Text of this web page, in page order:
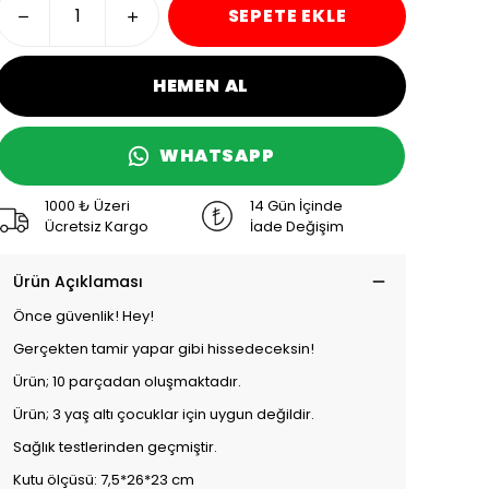
SEPETE EKLE
HEMEN AL
WHATSAPP
1000 ₺ Üzeri
Ücretsiz Kargo
14 Gün İçinde
İade Değişim
Ürün Açıklaması
Önce güvenlik! Hey!
Gerçekten tamir yapar gibi hissedeceksin!
Ürün; 10 parçadan oluşmaktadır.
Ürün; 3 yaş altı çocuklar için uygun değildir.
Sağlık testlerinden geçmiştir.
Kutu ölçüsü: 7,5*26*23 cm